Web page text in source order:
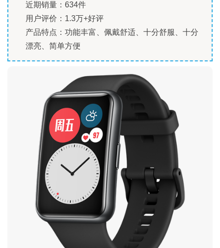
近期销量：634件
用户评价：1.3万+好评
产品特点：功能丰富、佩戴舒适、十分舒服、十分
漂亮、简单方便